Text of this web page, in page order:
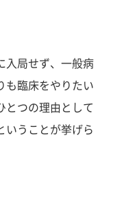
入局せず、一般病
も臨床をやりたい
とつの理由として
いうことが挙げら